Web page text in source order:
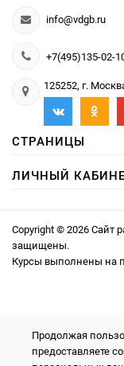
info@vdgb.ru
+7(495)135-02-
125252, г.
СТРАНИЦЫ
ЛИЧНЫЙ
Copyright © 2026 Сайт
защищены.
Курсы выполнены на
Продолжая
предоставляете